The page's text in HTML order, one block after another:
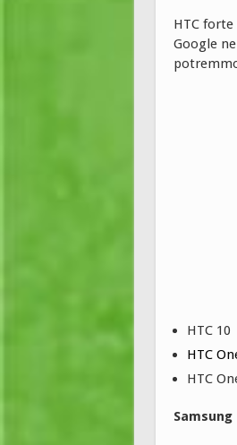
HTC
Google
HTC 10
HTC
HTC
Samsung